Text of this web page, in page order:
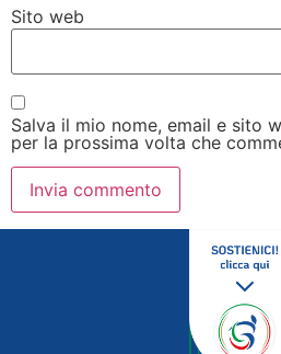
Sito web
Salva il mio nome, email e sito
per la prossima volta che